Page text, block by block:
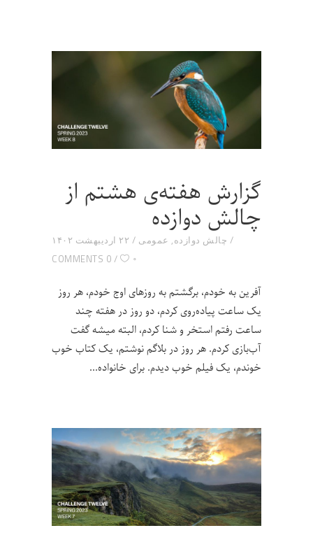
گزارش هفته‌ی هشتم از
چالش دوازده
۲۲ اردیبهشت ۱۴۰۲ چالش دوازده, عمومی
0 COMMENTS
۰
آفرین به خودم، برگشتم به روزهای اوج خودم، هر روز
یک ساعت پیاده‌روی کردم، دو روز در هفته چند
ساعت رفتم استخر و شنا کردم، البته میشه گفت
آب‌بازی کردم. هر روز در بلاگم نوشتم، یک کتاب خوب
خوندم، یک فیلم خوب دیدم. برای خانواده